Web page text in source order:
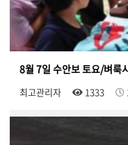
8월 7일 수안보 토요/벼룩
최고관리자 1333